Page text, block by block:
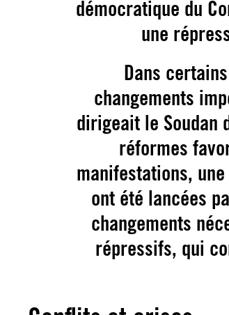
démocratique du
une
Dans
changements
dirigeait le Soudan
réformes
manifestations,
ont été lancées
changements
répressifs, qui